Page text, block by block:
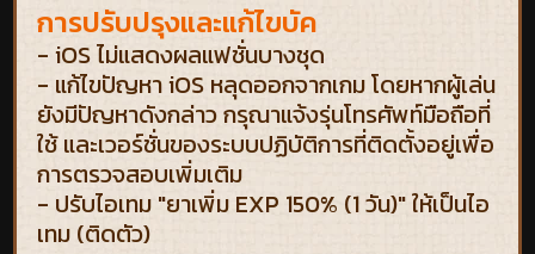
การปรับปรุงและแก้ไขบัค
- iOS ไม่แสดงผลแฟชั่นบางชุด
- แก้ไขปัญหา iOS หลุดออกจากเกม โดยหากผู้เล่น
ยังมีปัญหาดังกล่าว กรุณาแจ้งรุ่นโทรศัพท์มือถือที่
ใช้ และเวอร์ชั่นของระบบปฏิบัติการที่ติดตั้งอยู่เพื่อ
การตรวจสอบเพิ่มเติม
- ปรับไอเทม "ยาเพิ่ม EXP 150% (1 วัน)" ให้เป็นไอ
เทม (ติดตัว)